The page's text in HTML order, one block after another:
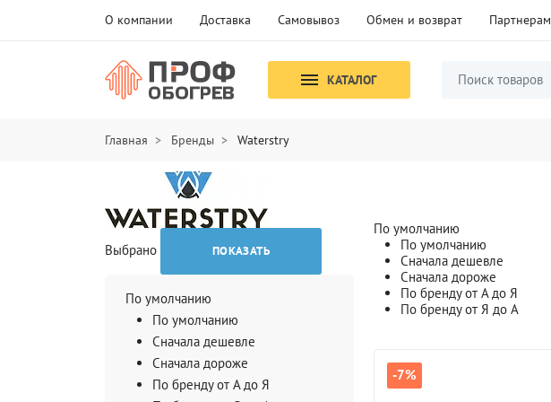
О компании Доставка Самовывоз Обмен и возврат Партнерам
КАТАЛОГ
Главная Бренды Waterstry
Выбрано ПОКАЗАТЬ
По умолчанию
По умолчанию
Сначала дешевле
Сначала дороже
По бренду от А до Я
По умолчанию
По умолчанию
Сначала дешевле
Сначала дороже
По бренду от А до Я
По бренду от Я до А
-7%
-7%